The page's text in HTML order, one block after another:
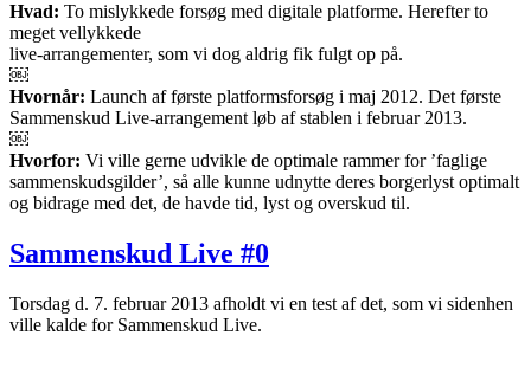
Hvad: To mislykkede forsøg med digitale platforme. Herefter to
meget vellykkede
live-arrangementer, som vi dog aldrig fik fulgt op på.
￼
Hvornår: Launch af første platformsforsøg i maj 2012. Det første
Sammenskud Live-arrangement løb af stablen i februar 2013.
￼
Hvorfor: Vi ville gerne udvikle de optimale rammer for ’faglige
sammenskudsgilder’, så alle kunne udnytte deres borgerlyst optimalt
og bidrage med det, de havde tid, lyst og overskud til.
Sammenskud Live #0
Torsdag d. 7. februar 2013 afholdt vi en test af det, som vi sidenhen
ville kalde for Sammenskud Live.